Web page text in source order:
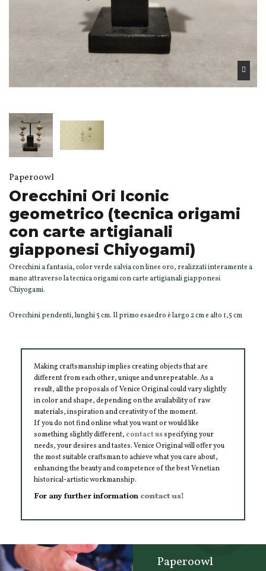
Paperoowl
Orecchini Ori Iconic
geometrico (tecnica origami
con carte artigianali
giapponesi Chiyogami)
Orecchini a fantasia, color verde salvia con linee oro, realizzati interamente a
mano attraverso la tecnica origami con carte artigianali giapponesi
Chiyogami.
Orecchini pendenti, lunghi 5 cm. Il primo esaedro è largo 2 cm e alto 1,5 cm
Making craftsmanship implies creating objects that are
different from each other, unique and unrepeatable. As a
result, all the proposals of Venice Original could vary slightly
in color and shape, depending on the availability of raw
materials, inspiration and creativity of the moment.
If you do not find online what you want or would like
something slightly different, contact usspecifying your
needs, your desires and tastes. Venice Original will offer you
the most suitable craftsman to achieve what you care about,
enhancing the beauty and competence of the best Venetian
historical-artistic workmanship.
For any further information contact us!
Paperoowl